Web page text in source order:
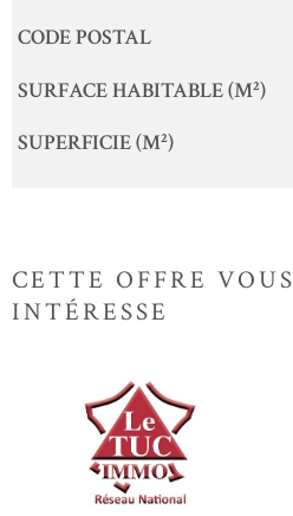
CODE POSTAL
SURFACE HABITABLE (M²)
SUPERFICIE (M²)
CETTE OFFRE VOUS
INTÉRESSE